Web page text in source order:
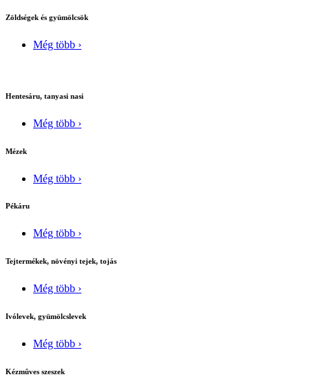
Zöldségek és gyümölcsök
Még több ›
Hentesáru, tanyasi nasi
Még több ›
Mézek
Még több ›
Pékáru
Még több ›
Tejtermékek, növényi tejek, tojás
Még több ›
Ivólevek, gyümölcslevek
Még több ›
Kézmûves szeszek